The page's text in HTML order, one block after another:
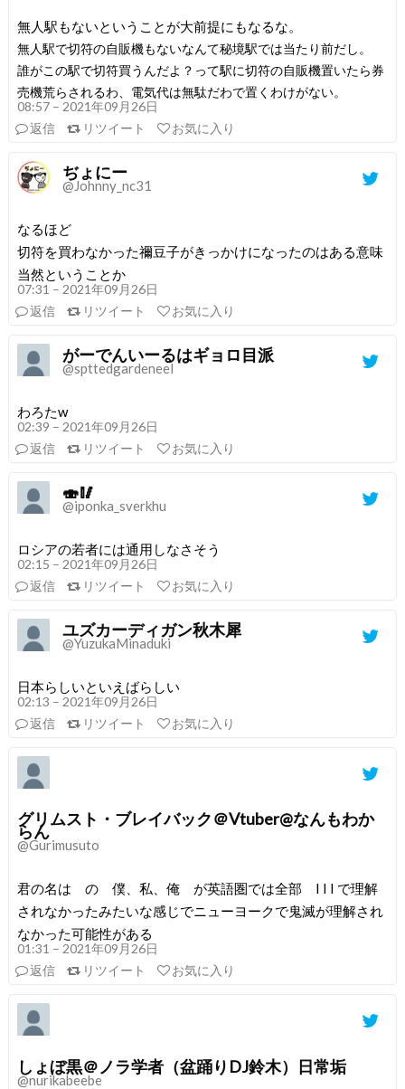
無人駅もないということが大前提にもなるな。
無人駅で切符の自販機もないなんて秘境駅では当たり前だし。
誰がこの駅で切符買うんだよ？って駅に切符の自販機置いたら券
売機荒らされるわ、電気代は無駄だわで置くわけがない。
08:57 – 2021年09月26日
返信
リツイート お気に入り
ぢょにー
@Johnny_nc31
なるほど
切符を買わなかった禰豆子がきっかけになったのはある意味
当然ということか
07:31 – 2021年09月26日
返信
リツイート お気に入り
がーでんいーるはギョロ目派
@spttedgardeneel
わろたw
02:39 – 2021年09月26日
返信
リツイート お気に入り
🍣🥢
@iponka_sverkhu
ロシアの若者には通用しなさそう
02:15 – 2021年09月26日
返信
リツイート お気に入り
ユズカーディガン秋木犀
@YuzukaMinaduki
日本らしいといえばらしい
02:13 – 2021年09月26日
返信
リツイート お気に入り
グリムスト・ブレイバック＠Vtuber@なんもわか
らん
@Gurimusuto
君の名は の 僕、私、俺 が英語圏では全部 I I I で理解
されなかったみたいな感じでニューヨークで鬼滅が理解され
なかった可能性がある
01:31 – 2021年09月26日
返信
リツイート お気に入り
しょぼ黒＠ノラ学者（盆踊りDJ鈴木）日常垢
@nurikabeebe